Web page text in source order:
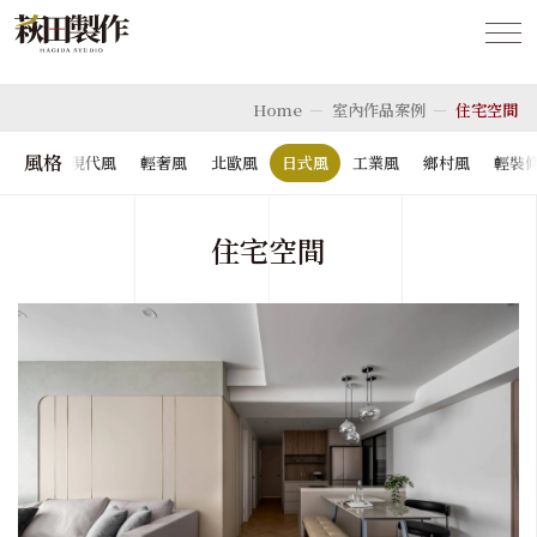
Home 室內作品案例 住宅空間
風格
混搭風 現代風 輕奢風 北歐風 日式風 工業風 鄉村風 輕裝
住宅空間